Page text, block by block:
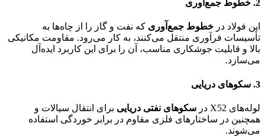
2. خطوط جمع‌آوری
این فولاد در خطوط جمع‌آوری که نفت و گاز را از چاه‌ها به
تأسیسات فرآوری منتقل می‌کنند، به کار می‌رود. مقاومت مکانیکی
بالا و قابلیت جوشکاری مناسب، آن را برای این کاربرد ایده‌آل
می‌سازد.
3. سکوهای دریایی
لوله‌های X52 در سکوهای نفتی دریایی برای انتقال سیالات و
همچنین در ساختارهای فلزی مقاوم در برابر خوردگی استفاده
می‌شوند.